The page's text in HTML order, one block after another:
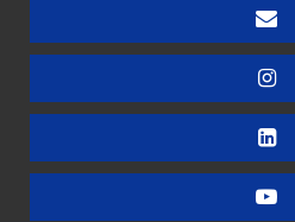
Embaladora de Canudinhos Corrugados
Embaladora de Doces
Embaladora de Guardanapos - Automática
Embaladora de Guardanapos - Manual